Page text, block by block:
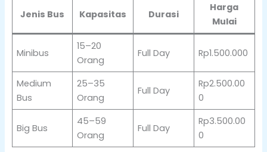
Jenis Bus Kapasitas Durasi
Harga
Mulai
Minibus
15–20
Orang
Full Day Rp1.500.000
Medium
Bus
25–35
Orang
Full Day
Rp2.500.00
0
Big Bus
45–59
Orang
Full Day
Rp3.500.00
0